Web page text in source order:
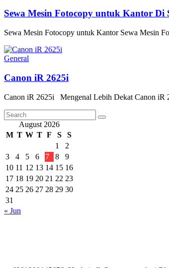
Sewa Mesin Fotocopy untuk Kantor Di
Sewa Mesin Fotocopy untuk Kantor Sewa Mesin
General
Canon iR 2625i
Canon iR 2625i Mengenal Lebih Dekat Canon iR
August 2026
M T W T F S
S
1
2
3
4 5 6 7 8
9
10 11 12 13 14 15 16
17 18 19 20 21 22 23
24 25 26 27 28 29 30
31
« Jun